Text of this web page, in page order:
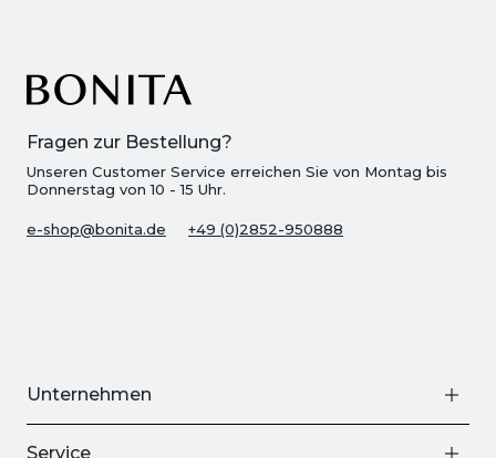
Fragen zur Bestellung?
Unseren Customer Service erreichen Sie von Montag bis
Donnerstag von 10 - 15 Uhr.
e-shop@bonita.de +49 (0)2852-950888
Unternehmen
Service